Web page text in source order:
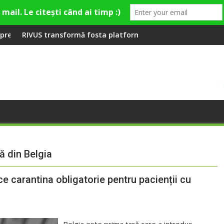
la Fashion Village
fosta platformă Carbochim într-un nou centru cultural și
din Belgia
carantina obligatorie pentru pacienții cu